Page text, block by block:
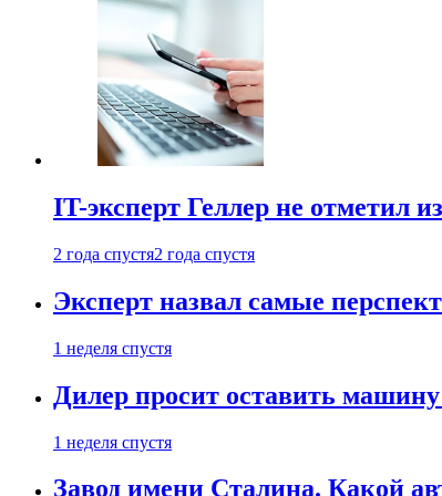
IT-эксперт Геллер не отметил
2 года спустя2 года спустя
Эксперт назвал самые
1 неделя спустя
Дилер просит оставить
1 неделя спустя
Завод имени Сталина. Какой